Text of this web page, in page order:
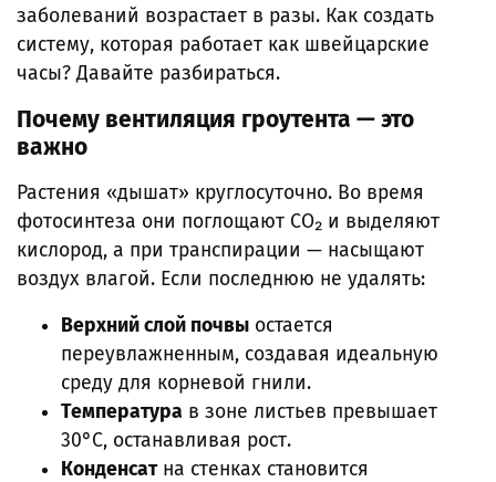
заболеваний возрастает в разы. Как создать
систему, которая работает как швейцарские
часы? Давайте разбираться.
Почему вентиляция гроутента — это
важно
Растения «дышат» круглосуточно. Во время
фотосинтеза они поглощают CO₂ и выделяют
кислород, а при транспирации — насыщают
воздух влагой. Если последнюю не удалять:
Верхний слой почвы остается
переувлажненным, создавая идеальную
среду для корневой гнили.
Температура в зоне листьев превышает
30°C, останавливая рост.
Конденсатна стенках становится